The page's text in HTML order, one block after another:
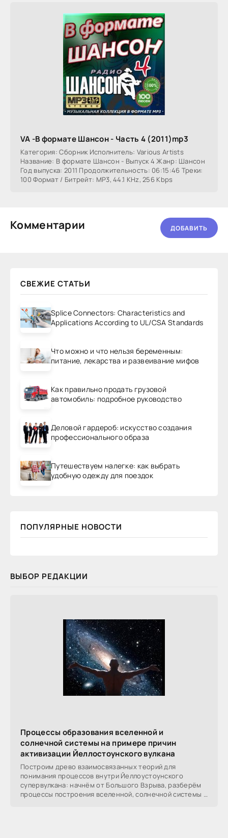
VA -В формате Шансон - Часть 4 (2011)mp3
Категория: Сборник Исполнитель: Various Artists
Название: В формате Шансон - Выпуск 4 Жанр: Шансон
Год выпуска: 2011 Продолжительность: 06:15:46 Треки:
100 Формат / Битрейт: MP3, 44.1 KHz, 256 Kbps
Комментарии ДОБАВИТЬ
СВЕЖИЕ СТАТЬИ
Splice Connectors: Characteristics and
Applications According to UL/CSA Standards
Что можно и что нельзя беременным:
питание, лекарства и развеивание мифов
Как правильно продать грузовой
автомобиль: подробное руководство
Деловой гардероб: искусство создания
профессионального образа
Путешествуем налегке: как выбрать
удобную одежду для поездок
ПОПУЛЯРНЫЕ НОВОСТИ
ВЫБОР РЕДАКЦИИ
Процессы образования вселенной и
солнечной системы на примере причин
активизации Йеллостоунского вулкана
Построим древо взаимосвязанных теорий для
понимания процессов внутри Йеллоустоунского
супервулкана: начнём от Большого Взрыва, разберём
процессы построения вселенной, солнечной системы в